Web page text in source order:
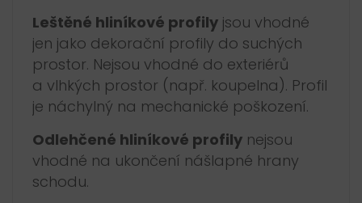
Leštěné hliníkové profilyjsou vhodné
jen jako dekorační profily do suchých
prostor. Nejsou vhodné do exteriérů
a vlhkých prostor (např. koupelna). Profil
je náchylný na mechanické poškození.
Odlehčené hliníkové profilynejsou
vhodné na ukončení nášlapné hrany
schodu.